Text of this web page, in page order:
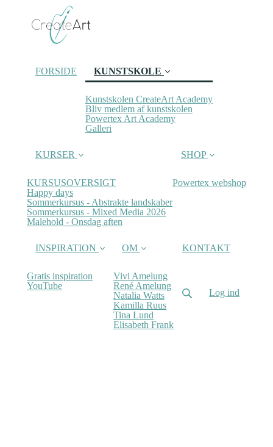
FORSIDE KUNSTSKOLE
Kunstskolen CreateArt Academy
Bliv medlem af kunstskolen
Powertex Art Academy
Galleri
KURSER
KURSUSOVERSIGT
Happy days
Sommerkursus - Abstrakte landskaber
Sommerkursus - Mixed Media 2026
Malehold - Onsdag aften
SHOP
Powertex webshop
INSPIRATION
Gratis inspiration
YouTube
OM
Vivi Amelung
René Amelung
Natalia Watts
Kamilla Ruus
Tina Lund
Elisabeth Frank
KONTAKT
Log ind